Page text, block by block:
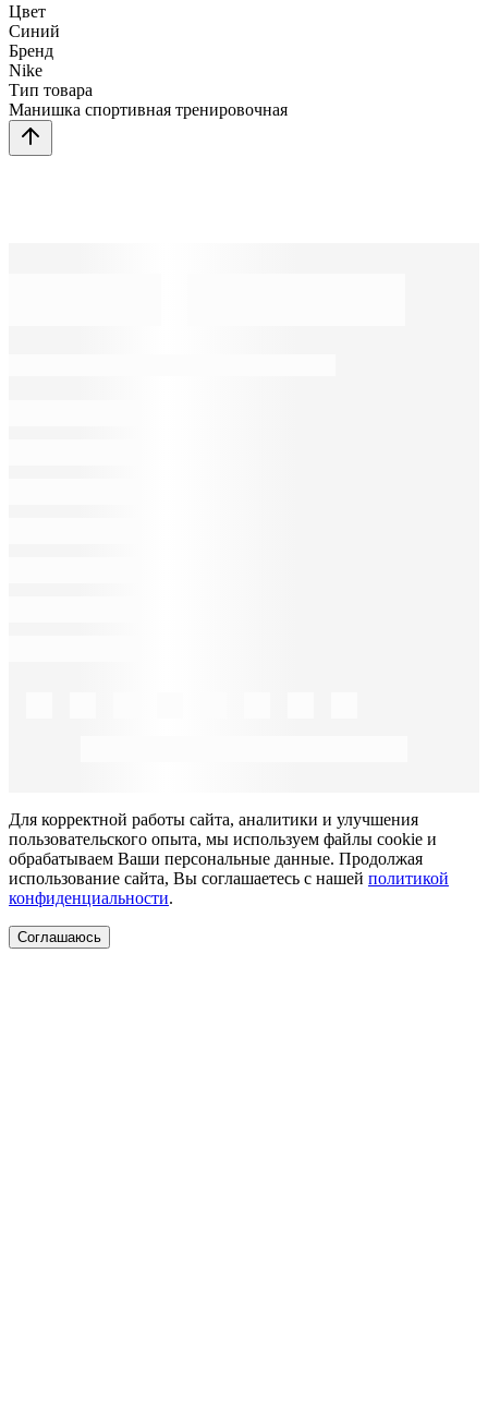
Цвет
Синий
Бренд
Nike
Тип товара
Манишка спортивная тренировочная
Для корректной работы сайта, аналитики и улучшения
пользовательского опыта, мы используем файлы cookie и
обрабатываем Ваши персональные данные. Продолжая
использование сайта, Вы соглашаетесь с нашей политикой
конфиденциальности.
Соглашаюсь